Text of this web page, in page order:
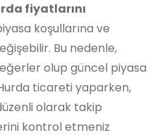
fiyatlarını
koşullarına ve
Bu nedenle,
olup güncel piyasa
ticareti yaparken,
olarak takip
kontrol etmeniz